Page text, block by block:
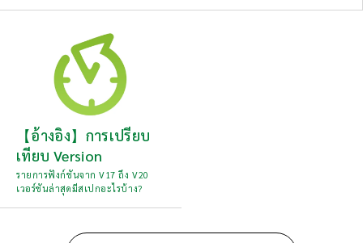
【อ้างอิง】การเปรียบ
เทียบ Version
รายการฟังก์ชันจาก V17 ถึง V20
เวอร์ชันล่าสุดมีสเปกอะไรบ้าง?